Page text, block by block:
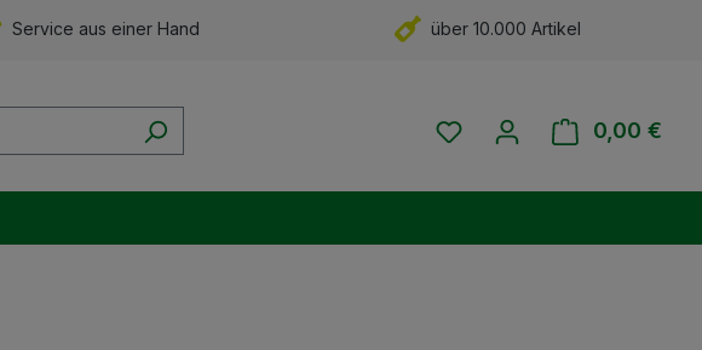
Service aus einer Hand über 10.000 Artikel
Du hast 0 Produkte auf
0,00 €